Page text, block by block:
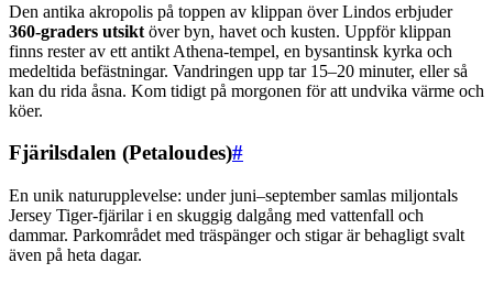
Den antika akropolis på toppen av klippan över Lindos erbjuder
360-graders utsikt över byn, havet och kusten. Uppför klippan
finns rester av ett antikt Athena-tempel, en bysantinsk kyrka och
medeltida befästningar. Vandringen upp tar 15–20 minuter, eller så
kan du rida åsna. Kom tidigt på morgonen för att undvika värme och
köer.
Fjärilsdalen (Petaloudes)#
En unik naturupplevelse: under juni–september samlas miljontals
Jersey Tiger-fjärilar i en skuggig dalgång med vattenfall och
dammar. Parkområdet med träspänger och stigar är behagligt svalt
även på heta dagar.